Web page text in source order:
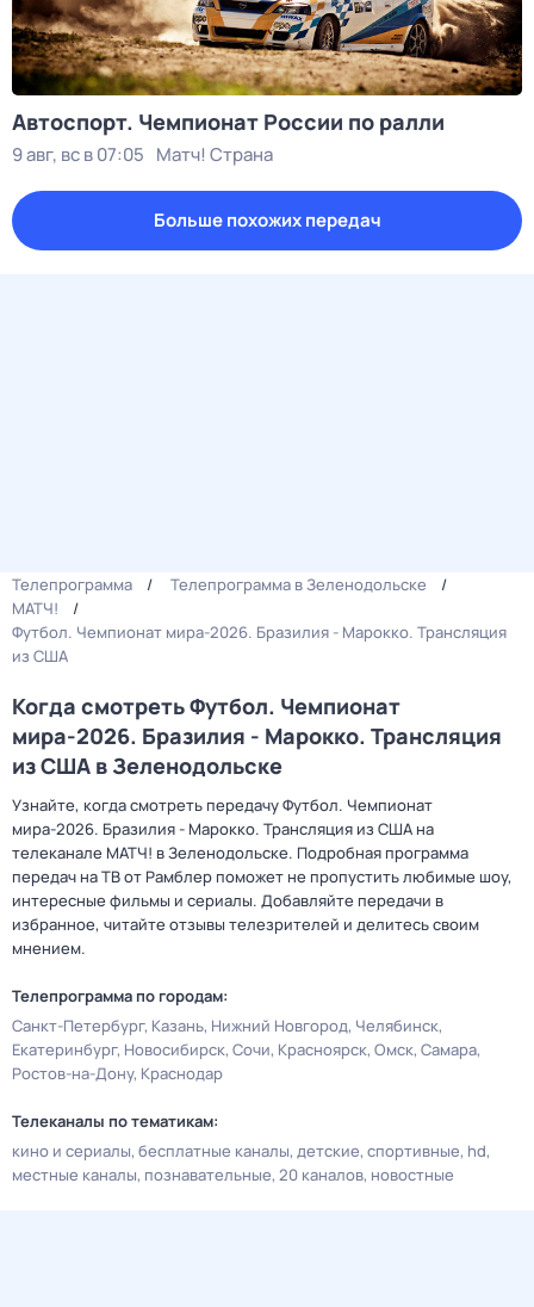
Автоспорт. Чемпионат России по ралли
9 авг, вс в 07:05 Матч! Страна
Больше похожих передач
Телепрограмма
Телепрограмма в Зеленодольске
МАТЧ!
Футбол. Чемпионат мира-2026. Бразилия - Марокко. Трансляция
из США
Когда смотреть Футбол. Чемпионат
мира-2026. Бразилия - Марокко. Трансляция
из США в Зеленодольске
Узнайте, когда смотреть передачу Футбол. Чемпионат
мира-2026. Бразилия - Марокко. Трансляция из США на
телеканале МАТЧ! в Зеленодольске. Подробная программа
передач на ТВ от Рамблер поможет не пропустить любимые шоу,
интересные фильмы и сериалы. Добавляйте передачи в
избранное, читайте отзывы телезрителей и делитесь своим
мнением.
Телепрограмма по городам:
Санкт-Петербург Казань Нижний Новгород Челябинск
Екатеринбург Новосибирск Сочи Красноярск Омск Самара
Ростов-на-Дону Краснодар
Телеканалы по тематикам:
кино и сериалы бесплатные каналы детские спортивные hd
местные каналы познавательные 20 каналов новостные